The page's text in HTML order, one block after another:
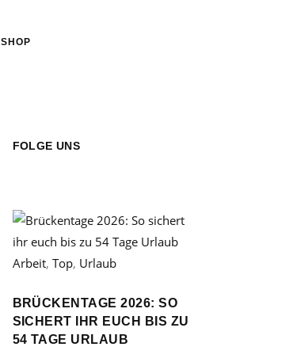
SHOP
FOLGE UNS
Arbeit, Top, Urlaub
BRÜCKENTAGE 2026: SO
SICHERT IHR EUCH BIS ZU
54 TAGE URLAUB